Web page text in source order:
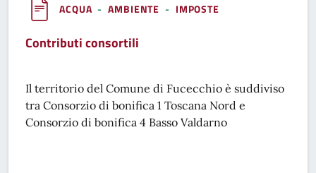
ACQUA -AMBIENTE - IMPOSTE
Contributi consortili
Il territorio del Comune di Fucecchio è suddiviso
tra Consorzio di bonifica 1 Toscana Nord e
Consorzio di bonifica 4 Basso Valdarno